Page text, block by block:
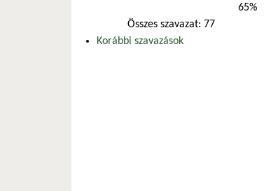
65%
Összes szavazat: 77
Korábbi szavazások